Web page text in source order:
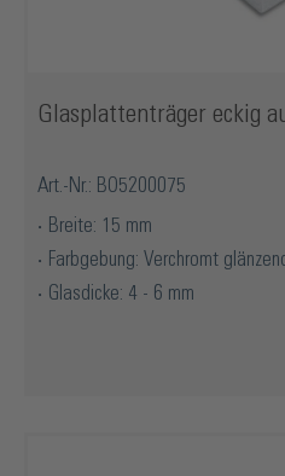
Glasplattenträger eckig
Art.-Nr.: BO5200075
Breite: 15 mm
Farbgebung: Verchromt
Glasdicke: 4 - 6 mm